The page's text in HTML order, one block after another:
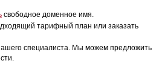
свободное доменное имя.
тарифный план или заказать
специалиста. Мы можем предложить